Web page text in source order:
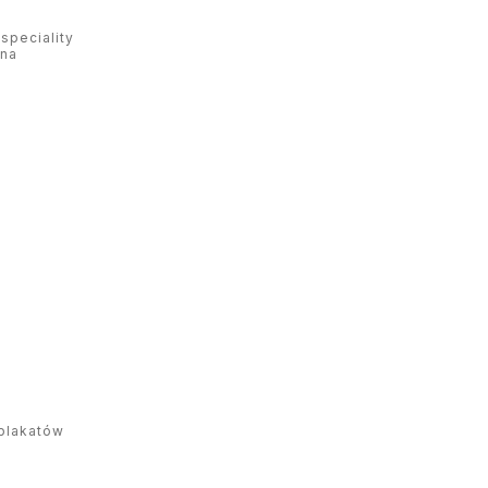
speciality